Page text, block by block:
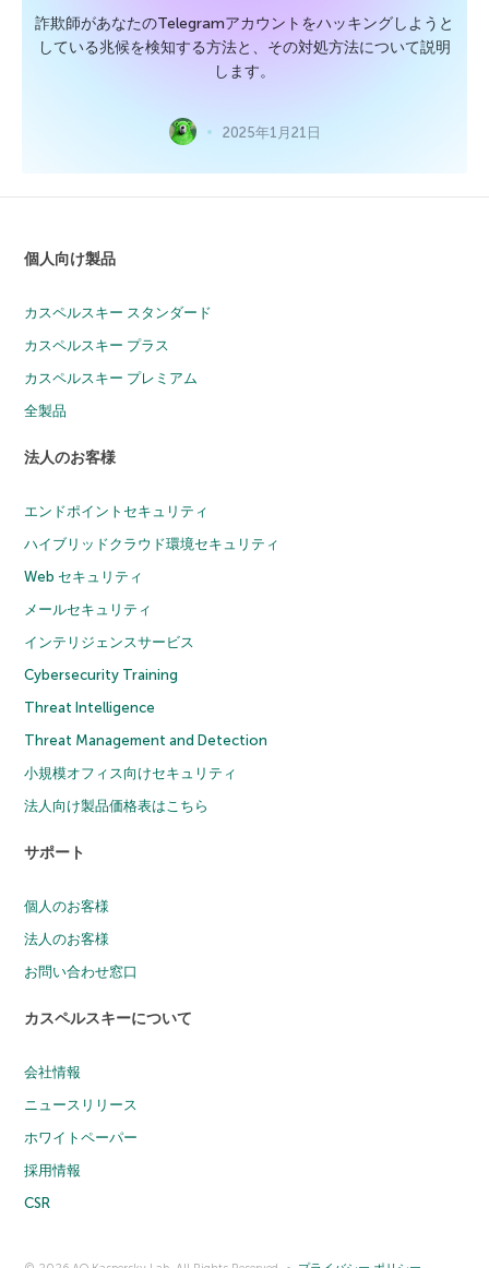
詐欺師があなたのTelegramアカウントをハッキングしようと
している兆候を検知する方法と、その対処方法について説明
します。
2025年1月21日
個人向け製品
カスペルスキー スタンダード
カスペルスキー プラス
カスペルスキー プレミアム
全製品
法人のお客様
エンドポイントセキュリティ
ハイブリッドクラウド環境セキュリティ
Web セキュリティ
メールセキュリティ
インテリジェンスサービス
Cybersecurity Training
Threat Intelligence
Threat Management and Detection
小規模オフィス向けセキュリティ
法人向け製品価格表はこちら
サポート
個人のお客様
法人のお客様
お問い合わせ窓口
カスペルスキーについて
会社情報
ニュースリリース
ホワイトペーパー
採用情報
CSR